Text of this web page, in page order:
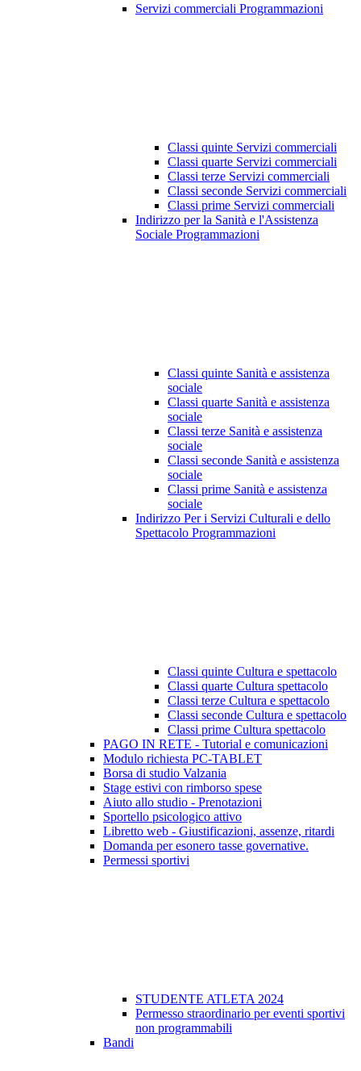
Servizi commerciali Programmazioni
Classi quinte Servizi commerciali
Classi quarte Servizi commerciali
Classi terze Servizi commerciali
Classi seconde Servizi commerciali
Classi prime Servizi commerciali
Indirizzo per la Sanità e l'Assistenza
Sociale Programmazioni
Classi quinte Sanità e assistenza
sociale
Classi quarte Sanità e assistenza
sociale
Classi terze Sanità e assistenza
sociale
Classi seconde Sanità e assistenza
sociale
Classi prime Sanità e assistenza
sociale
Indirizzo Per i Servizi Culturali e dello
Spettacolo Programmazioni
Classi quinte Cultura e spettacolo
Classi quarte Cultura spettacolo
Classi terze Cultura e spettacolo
Classi seconde Cultura e spettacolo
Classi prime Cultura spettacolo
PAGO IN RETE - Tutorial e comunicazioni
Modulo richiesta PC-TABLET
Borsa di studio Valzania
Stage estivi con rimborso spese
Aiuto allo studio - Prenotazioni
Sportello psicologico attivo
Libretto web - Giustificazioni, assenze, ritardi
Domanda per esonero tasse governative.
Permessi sportivi
STUDENTE ATLETA 2024
Permesso straordinario per eventi sportivi
non programmabili
Bandi